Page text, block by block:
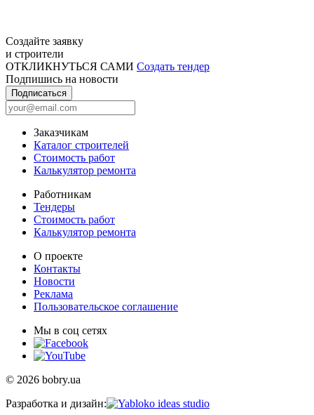
Создайте заявку
и строители
ОТКЛИКНУТЬСЯ САМИ Создать тендер
Подпишись на новости
Подписаться
Заказчикам
Каталог строителей
Стоимость работ
Калькулятор ремонта
Работникам
Тендеры
Стоимость работ
Калькулятор ремонта
О проекте
Контакты
Новости
Реклама
Пользовательское соглашение
Мы в соц сетях
© 2026 bobry.ua
Разработка и дизайн: